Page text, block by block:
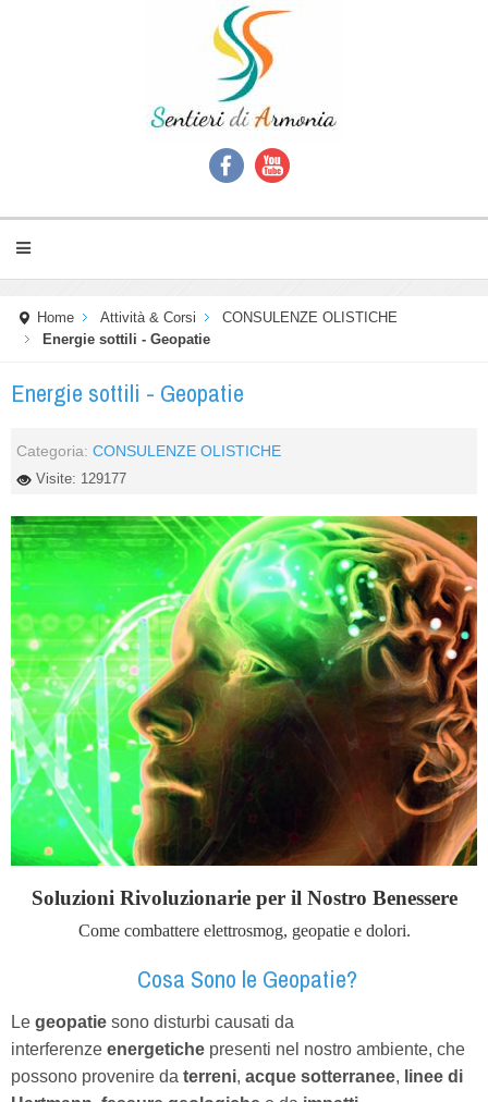
Home Attività & Corsi
CONSULENZE OLISTICHE
Energie sottili - Geopatie
Energie sottili - Geopatie
Categoria: CONSULENZE OLISTICHE
Visite: 129177
Soluzioni Rivoluzionarie per il Nostro Benessere
Come combattere elettrosmog, geopatie e dolori.
Cosa Sono le Geopatie?
Le geopatie sono disturbi causati da
interferenze energetiche presenti nel nostro ambiente, che
possono provenire da terreni, acque sotterranee, linee di